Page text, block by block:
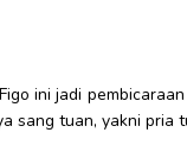
ini jadi
sang tuan, yakni pria